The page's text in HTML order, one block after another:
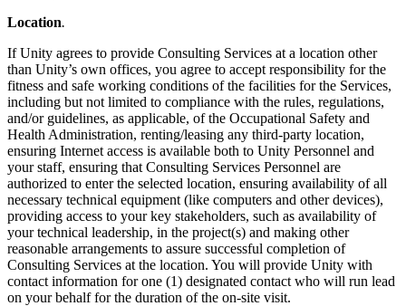
Location.
If Unity agrees to provide Consulting Services at a location other
than Unity’s own offices, you agree to accept responsibility for the
fitness and safe working conditions of the facilities for the Services,
including but not limited to compliance with the rules, regulations,
and/or guidelines, as applicable, of the Occupational Safety and
Health Administration, renting/leasing any third-party location,
ensuring Internet access is available both to Unity Personnel and
your staff, ensuring that Consulting Services Personnel are
authorized to enter the selected location, ensuring availability of all
necessary technical equipment (like computers and other devices),
providing access to your key stakeholders, such as availability of
your technical leadership, in the project(s) and making other
reasonable arrangements to assure successful completion of
Consulting Services at the location. You will provide Unity with
contact information for one (1) designated contact who will run lead
on your behalf for the duration of the on-site visit.